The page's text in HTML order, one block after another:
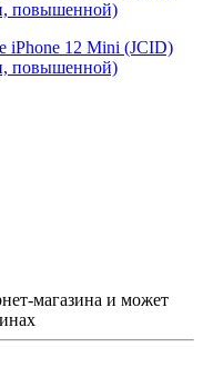
магазина и может